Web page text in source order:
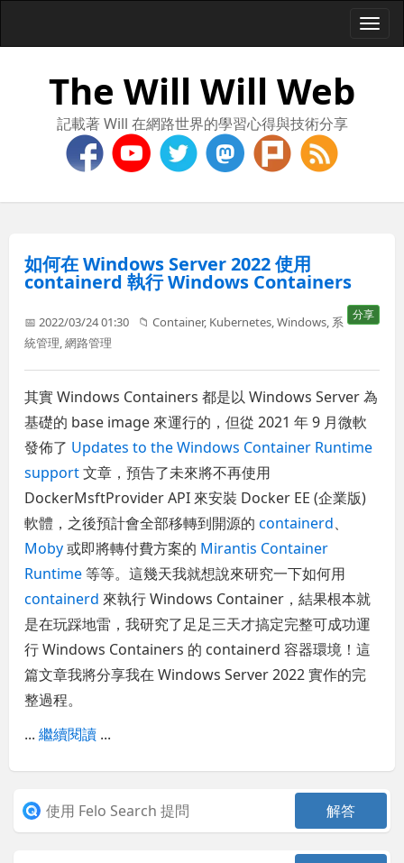
The Will Will Web
記載著 Will 在網路世界的學習心得與技術分享
如何在 Windows Server 2022 使用
containerd 執行 Windows Containers
分享
📅 2022/03/24 01:30 📁Container, Kubernetes ,Windows 系
統管理 ,網路管理
其實 Windows Containers 都是以 Windows Server 為
基礎的 base image 來運行的，但從 2021 年 9 月微軟
發佈了 Updates to the Windows Container Runtime
support文章，預告了未來將不再使用
DockerMsftProvider API 來安裝 Docker EE (企業版)
軟體，之後預計會全部移轉到開源的containerd、
Moby或即將轉付費方案的 Mirantis Container
Runtime等等。這幾天我就想說來研究一下如何用
containerd 來執行 Windows Container，結果根本就
是在玩踩地雷，我研究了足足三天才搞定完整可成功運
行 Windows Containers 的 containerd 容器環境！這
篇文章我將分享我在 Windows Server 2022 實作的完
整過程。
...繼續閱讀 ...